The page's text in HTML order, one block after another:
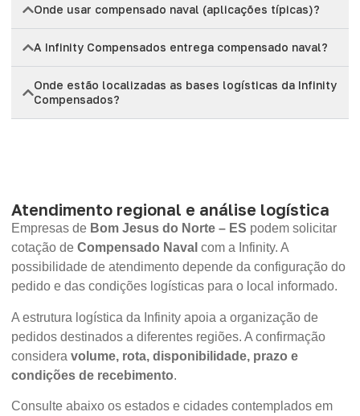
Onde usar compensado naval (aplicações típicas)?
A Infinity Compensados entrega compensado naval?
Onde estão localizadas as bases logísticas da Infinity
Compensados?
Atendimento regional e análise logística
Empresas de Bom Jesus do Norte – ES podem solicitar
cotação de Compensado Naval com a Infinity. A
possibilidade de atendimento depende da configuração do
pedido e das condições logísticas para o local informado.
A estrutura logística da Infinity apoia a organização de
pedidos destinados a diferentes regiões. A confirmação
considera volume, rota, disponibilidade, prazo e
condições de recebimento.
Consulte abaixo os estados e cidades contemplados em